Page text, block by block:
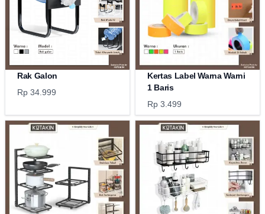
Rak Galon
Rp 34.999
Kertas Label Warna Warni
1 Baris
Rp 3.499